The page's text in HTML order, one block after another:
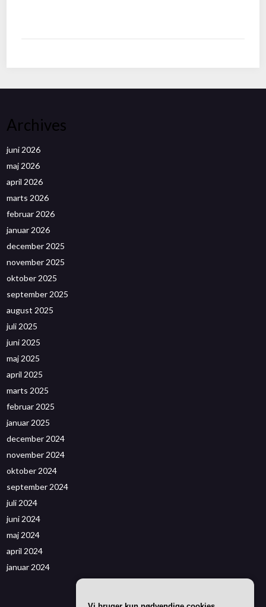
Archives
juni 2026
maj 2026
april 2026
marts 2026
februar 2026
januar 2026
december 2025
november 2025
oktober 2025
september 2025
august 2025
juli 2025
juni 2025
maj 2025
april 2025
marts 2025
februar 2025
januar 2025
december 2024
november 2024
oktober 2024
september 2024
juli 2024
juni 2024
maj 2024
april 2024
januar 2024